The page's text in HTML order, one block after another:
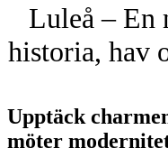
Luleå – En
historia, hav
Upptäck
möter